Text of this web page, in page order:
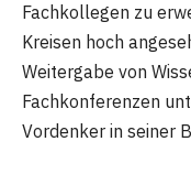
Fachkollegen zu
Kreisen hoch
Weitergabe von
Fachkonferenzen
Vordenker in seiner